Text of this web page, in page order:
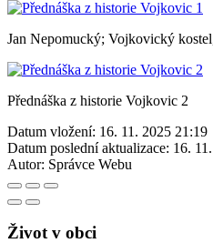
Jan Nepomucký; Vojkovický
Přednáška z historie Vojkovic 2
Datum vložení: 16. 11. 2025 21:19
Datum poslední aktualizace: 16.
Autor: Správce Webu
Život v obci